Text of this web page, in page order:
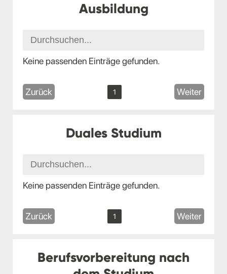
Ausbildung
Keine passenden Einträge gefunden.
Zurück 1 Weiter
Duales Studium
Keine passenden Einträge gefunden.
Zurück 1 Weiter
Berufsvorbereitung nach